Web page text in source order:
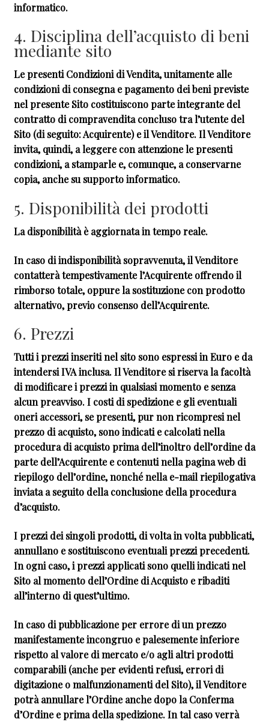
informatico.
4. Disciplina dell’acquisto di beni
mediante sito
Le presenti Condizioni di Vendita, unitamente alle
condizioni di consegna e pagamento dei beni previste
nel presente Sito costituiscono parte integrante del
contratto di compravendita concluso tra l’utente del
Sito (di seguito: Acquirente) e il Venditore. Il Venditore
invita, quindi, a leggere con attenzione le presenti
condizioni, a stamparle e, comunque, a conservarne
copia, anche su supporto informatico.
5. Disponibilità dei prodotti
La disponibilità è aggiornata in tempo reale.
In caso di indisponibilità sopravvenuta, il Venditore
contatterà tempestivamente l’Acquirente offrendo il
rimborso totale, oppure la sostituzione con prodotto
alternativo, previo consenso dell’Acquirente.
6. Prezzi
Tutti i prezzi inseriti nel sito sono espressi in Euro e da
intendersi IVA inclusa. Il Venditore si riserva la facoltà
di modificare i prezzi in qualsiasi momento e senza
alcun preavviso. I costi di spedizione e gli eventuali
oneri accessori, se presenti, pur non ricompresi nel
prezzo di acquisto, sono indicati e calcolati nella
procedura di acquisto prima dell’inoltro dell’ordine da
parte dell’Acquirente e contenuti nella pagina web di
riepilogo dell’ordine, nonché nella e-mail riepilogativa
inviata a seguito della conclusione della procedura
d’acquisto.
I prezzi dei singoli prodotti, di volta in volta pubblicati,
annullano e sostituiscono eventuali prezzi precedenti.
In ogni caso, i prezzi applicati sono quelli indicati nel
Sito al momento dell’Ordine di Acquisto e ribaditi
all’interno di quest’ultimo.
In caso di pubblicazione per errore di un prezzo
manifestamente incongruo e palesemente inferiore
rispetto al valore di mercato e/o agli altri prodotti
comparabili (anche per evidenti refusi, errori di
digitazione o malfunzionamenti del Sito), il Venditore
potrà annullare l’Ordine anche dopo la Conferma
d’Ordine e prima della spedizione. In tal caso verrà